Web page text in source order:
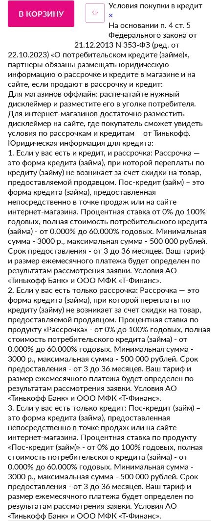
В КОРЗИНУ
Условия покупки в кредит
×
На основании п. 4 ст. 5
Федерального закона от
21.12.2013 N 353-ФЗ (ред. от
22.10.2023) «О потребительском кредите (займе)»,
партнеры обязаны размещать юридическую
информацию о рассрочке и кредите в магазине и на
сайте, если продают в рассрочку и кредит:
Для магазинов оффлайн: распечатайте нужный
дисклеймер и разместите его в уголке потребителя.
Для интернет-магазинов достаточно разместить
дисклеймер на сайте, где покупатель сможет увидеть
условия по рассрочкам и кредитам от Тинькофф.
Юридическая информация для кредита:
1. Если у вас есть и кредит, и рассрочка: Рассрочка —
это форма кредита (займа), при которой переплаты по
кредиту (займу) не возникает за счет скидки на товар,
предоставляемой продавцом. Пос-кредит (займ) – это
форма кредита (займа), предоставленная
непосредственно в точке продаж или на сайте
интернет-магазина. Процентная ставка от 0% до 100%
годовых, полная стоимость потребительского кредита
(займа) - от 0.000% до 60.000% годовых. Минимальная
сумма - 3000 р., максимальная сумма - 500 000 рублей.
Срок предоставления - от 3 до 36 месяцев. Ваш тариф
и размер ежемесячного платежа будет определен по
результатам рассмотрения заявки. Условия АО
«Тинькофф Банк» и ООО МФК «Т-Финанс».
2. Если у вас есть только рассрочка: Рассрочка — это
форма кредита (займа), при которой переплаты по
кредиту (займу) не возникает за счет скидки на товар,
предоставляемой продавцом. Процентная ставка по
продукту «Рассрочка» - от 0% до 100% годовых, полная
стоимость потребительского кредита (займа) - от
0.000% до 60.000% годовых. Минимальная сумма -
3000 р., максимальная сумма - 500 000 рублей. Срок
предоставления - от 3 до 36 месяцев. Ваш тариф и
размер ежемесячного платежа будет определен по
результатам рассмотрения заявки. Условия АО
«Тинькофф Банк» и ООО МФК «Т-Финанс».
3. Если у вас есть только кредит: Пос-кредит (займ) –
это форма кредита (займа), предоставленная
непосредственно в точке продаж или на сайте
интернет-магазина. Процентная ставка по продукту
«Пос-кредит (займ)» - от 0% до 100% годовых, полная
стоимость потребительского кредита (займа) - от
0.000% до 60.000% годовых. Минимальная сумма -
3000 р., максимальная сумма - 500 000 рублей. Срок
предоставления - от 3 до 36 месяцев. Ваш тариф и
размер ежемесячного платежа будет определен по
результатам рассмотрения заявки. Условия АО
«Тинькофф Банк» и ООО МФК «Т-Финанс».